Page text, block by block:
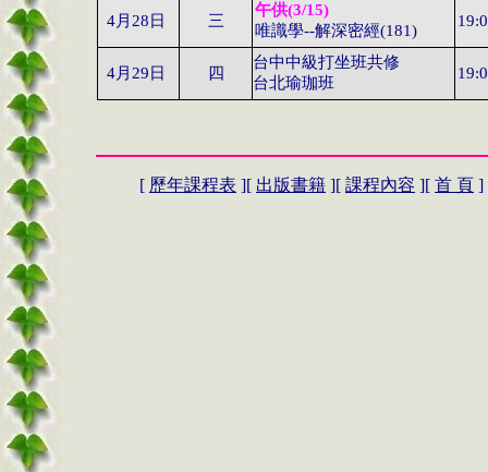
4月 28 日 三
午供(3/15)
唯識學--解深密經(181)
4月29日 四
台中中級打坐班共修
台北瑜珈班
[ 歷年課程表 ][ 出版書籍 ][ 課程內容 ][ 首 頁 ]